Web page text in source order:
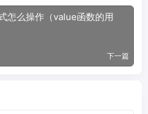
怎么操作（value函数的用
下一篇